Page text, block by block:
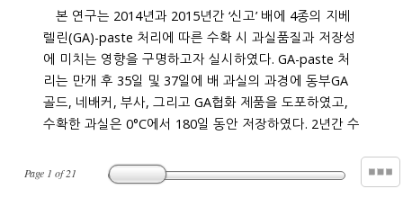
Page 1 of21
본 연구는 2014년과 2015년간 ‘신고’ 배에 4종의 지베
렐린(GA)-paste 처리에 따른 수확 시 과실품질과 저장성
에 미치는 영향을 구명하고자 실시하였다. GA-paste 처
리는 만개 후 35일 및 37일에 배 과실의 과경에 동부GA
골드, 네배커, 부사, 그리고 GA협화 제품을 도포하였고,
수확한 과실은 0°C에서 180일 동안 저장하였다. 2년간 수